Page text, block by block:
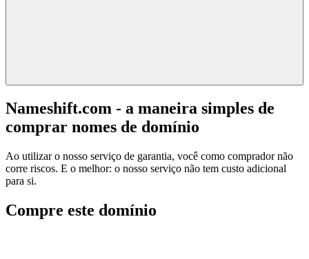
Nameshift.com - a maneira simples de
comprar nomes de domínio
Ao utilizar o nosso serviço de garantia, você como comprador não
corre riscos. E o melhor: o nosso serviço não tem custo adicional
para si.
Compre este domínio